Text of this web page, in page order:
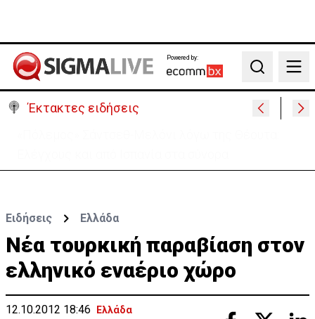
Powered by:
Search
Έκτακτες ειδήσεις
Ειδήσεις Ελλάδα
Νέα τουρκική παραβίαση στον
ελληνικό εναέριο χώρο
12.10.2012 18:46 Ελλάδα